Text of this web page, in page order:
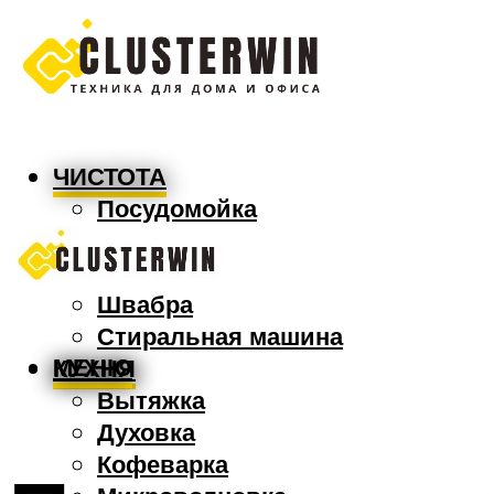
ЧИСТОТА
Посудомойка
Пылесос
Утюг
Швабра
Стиральная машина
КУХНЯ
Вытяжка
Духовка
Кофеварка
МЕНЮ